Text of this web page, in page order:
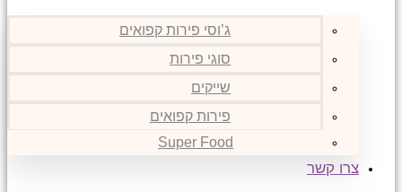
ג’וסי פירות קפואים
סוגי פירות
שייקים
פירות קפואים
Super Food
צרו קשר